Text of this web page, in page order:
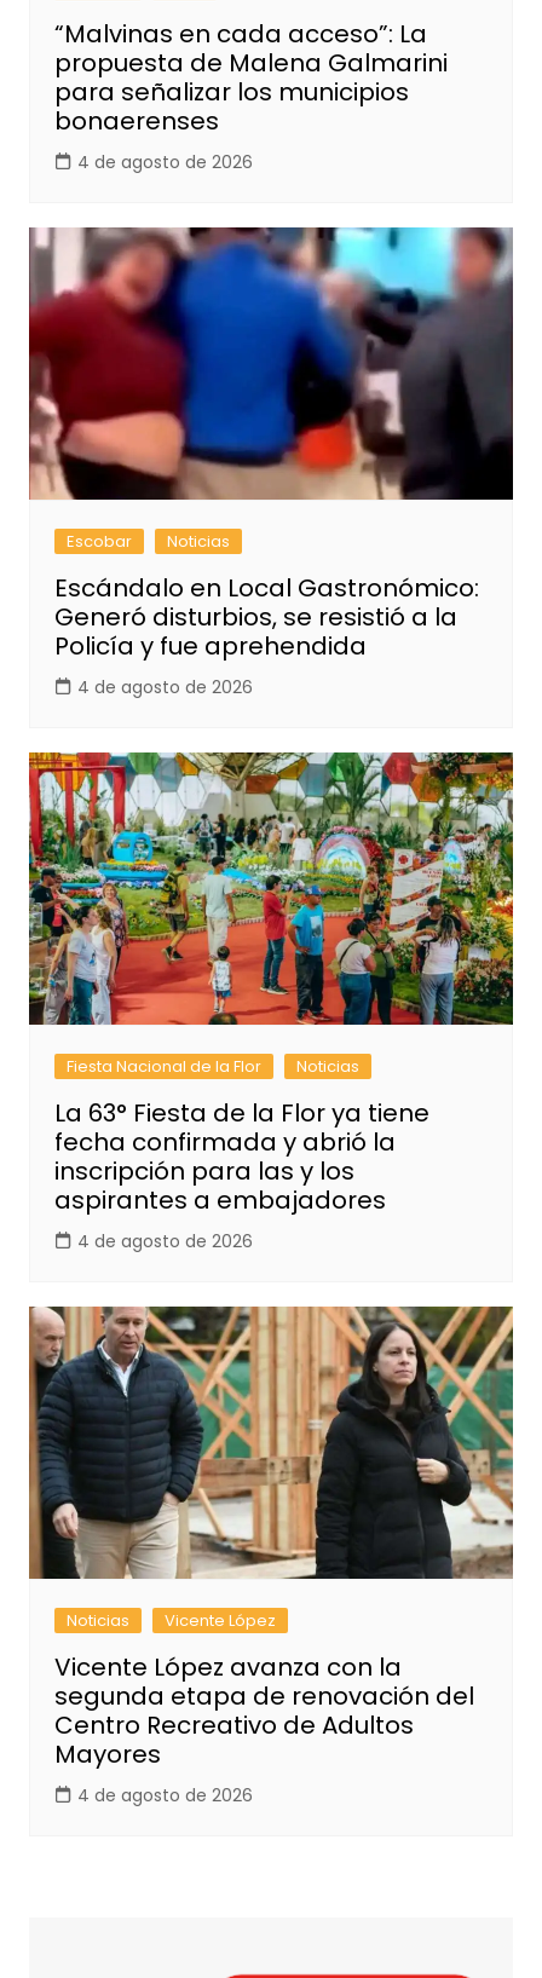
“Malvinas en cada acceso”: La
propuesta de Malena Galmarini
para señalizar los municipios
bonaerenses
4 de agosto de 2026
Escobar Noticias
Escándalo en Local Gastronómico:
Generó disturbios, se resistió a la
Policía y fue aprehendida
4 de agosto de 2026
Fiesta Nacional de la Flor Noticias
La 63° Fiesta de la Flor ya tiene
fecha confirmada y abrió la
inscripción para las y los
aspirantes a embajadores
4 de agosto de 2026
Noticias Vicente López
Vicente López avanza con la
segunda etapa de renovación del
Centro Recreativo de Adultos
Mayores
4 de agosto de 2026